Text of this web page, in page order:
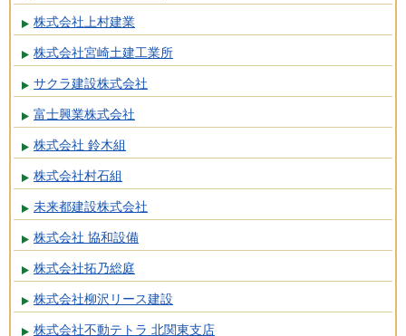
株式会社上村建業
株式会社宮崎土建工業所
サクラ建設株式会社
富士興業株式会社
株式会社 鈴木組
株式会社村石組
未来都建設株式会社
株式会社 協和設備
株式会社拓乃総庭
株式会社柳沢リース建設
株式会社不動テトラ 北関東支店